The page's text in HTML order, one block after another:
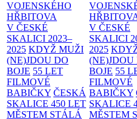
VOJENSKÉHO
HŘBITOVA
V ČESKÉ
SKALICI 2023–
2025 KDYŽ MUŽI
(NE)JDOU DO
BOJE 55 LET
FILMOVÉ
BABIČKY ČESKÁ
SKALICE 450 LET
MĚSTEM STÁLÁ
V ČESKÉ
SKALICI
2025
(NE)JDOU
BOJE 55
FILMOVÉ
BABIČKY
SKALICE
MĚSTEM